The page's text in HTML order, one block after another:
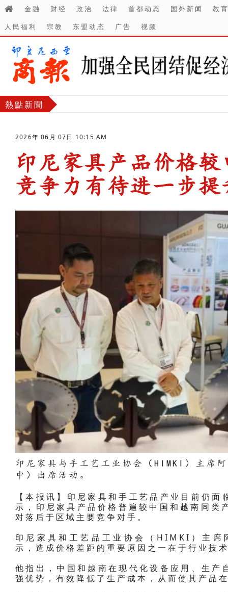
金融 财经 政治 法律 首都动态 国外新闻
教
人民福利
宗教 东盟动态 广告 视频
熱點新聞
2026年 06月 07日 10:15 AM
印尼家具产品价格
竞争力有待进一步提
印尼家具与手工艺工业协会（HIMKI）主
中）出席活动。
【本报讯】印尼家具和手工艺品产业目前仍
示，印尼家具产品价格普遍较中国和越南同
对落后于区域主要竞争对手。
印尼家具和工艺品工业协会（HIMKI）主
示，造成价格差距的重要原因之一在于行业技
他指出，中国和越南在现代化设备应用、生
强优势，有效降低了生产成本，从而使其产品